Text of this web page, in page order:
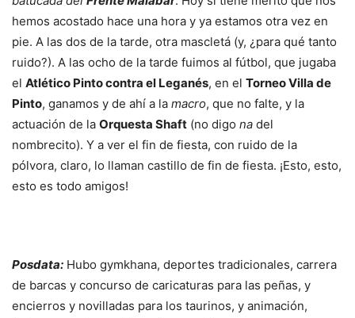
hemos acostado hace una hora y ya estamos otra vez en
pie. A las dos de la tarde, otra mascletá (y, ¿para qué tanto
ruido?). A las ocho de la tarde fuimos al fútbol, que jugaba
el Atlético Pinto contra el Leganés, en el Torneo Villa de
Pinto, ganamos y de ahí a la macro, que no falte, y la
actuación de la Orquesta Shaft (no digo na del
nombrecito). Y a ver el fin de fiesta, con ruido de la
pólvora, claro, lo llaman castillo de fin de fiesta. ¡Esto, esto,
esto es todo amigos!
Posdata: Hubo gymkhana, deportes tradicionales, carrera
de barcas y concurso de caricaturas para las peñas, y
encierros y novilladas para los taurinos, y animación,